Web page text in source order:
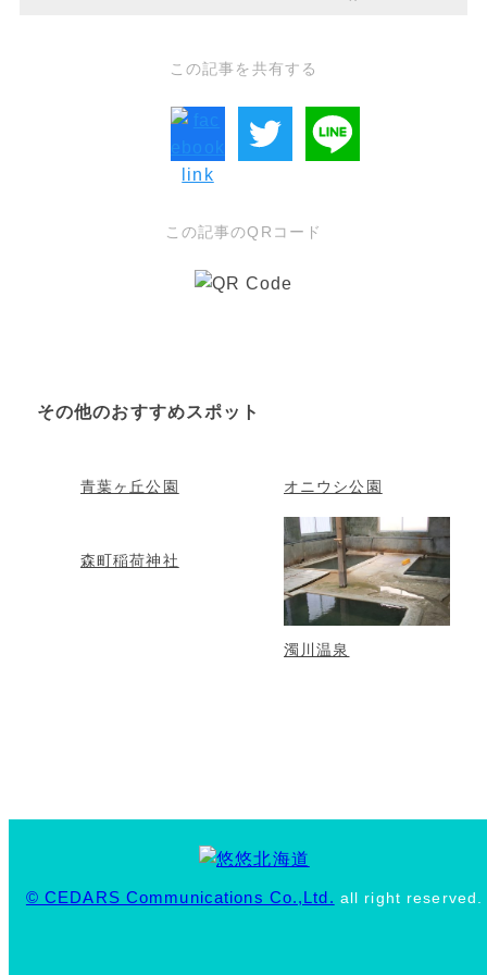
この記事を共有する
この記事のQRコード
その他のおすすめスポット
青葉ヶ丘公園 オニウシ公園
森町稲荷神社
濁川温泉
© CEDARS Communications Co.,Ltd. all right reserved.